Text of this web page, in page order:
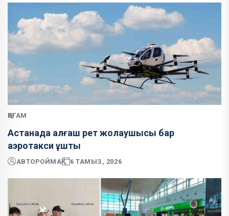
ҚОҒАМ
Астанада алғаш рет жолаушысы бар
аэротакси ұшты
АВТОРОЙМАҚ 6 ТАМЫЗ, 2026